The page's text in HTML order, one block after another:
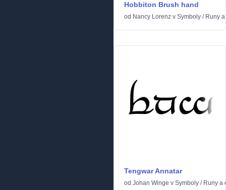
Hobbiton Brush hand
od Nancy Lorenz v Symboly / Runy
Tengwar Annatar
od Johan Winge v Symboly / Runy a